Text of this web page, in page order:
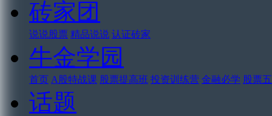
砖家团
说说股票 精品说说 认证砖家
牛金学园
首页 A股特战课 股票提高班 投资训练营 金融必学 股票
话题